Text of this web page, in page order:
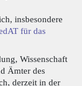
insbesondere
für das
Wissenschaft
Ämter des
derzeit in der